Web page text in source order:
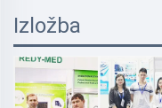
Izložba